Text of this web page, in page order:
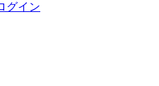
グイン